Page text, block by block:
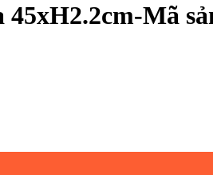
Mã